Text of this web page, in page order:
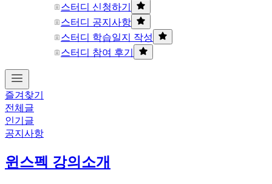
스터디 신청하기
스터디 공지사항
스터디 학습일지 작성
스터디 참여 후기
즐겨찾기
전체글
인기글
공지사항
윈스펙 강의소개